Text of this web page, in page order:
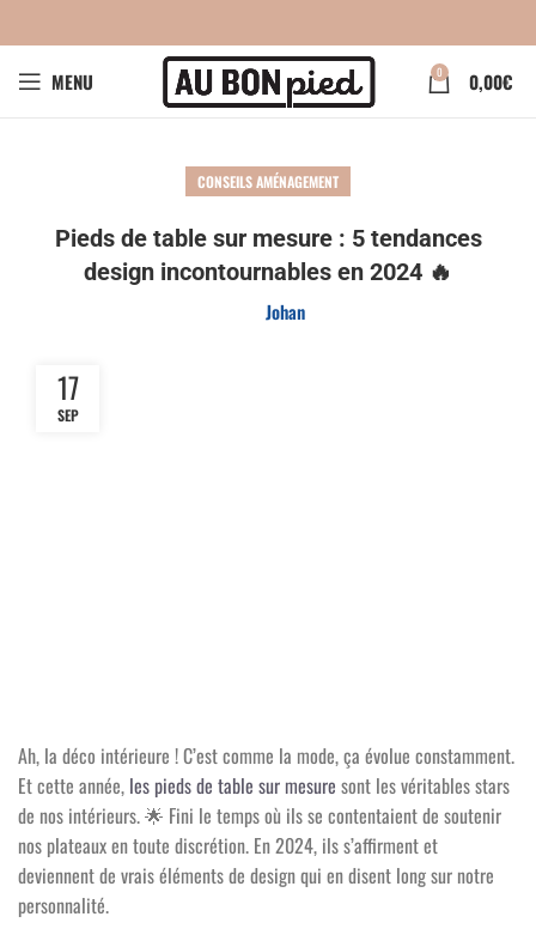
MENU 0 0,00€
CONSEILS AMÉNAGEMENT
Pieds de table sur mesure : 5 tendances
design incontournables en 2024 🔥
Johan
17
SEP
Ah, la déco intérieure ! C’est comme la mode, ça évolue constamment.
Et cette année, les pieds de table sur mesure sont les véritables stars
de nos intérieurs.🌟 Fini le temps où ils se contentaient de soutenir
nos plateaux en toute discrétion. En 2024, ils s’affirment et
deviennent de vrais éléments de design qui en disent long sur notre
personnalité.